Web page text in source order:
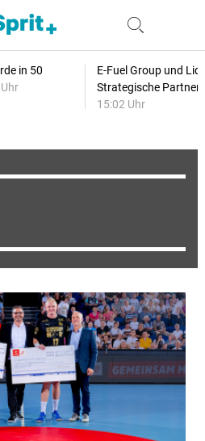
in 50
E-Fuel Group und
Strategische
15:02 Uhr